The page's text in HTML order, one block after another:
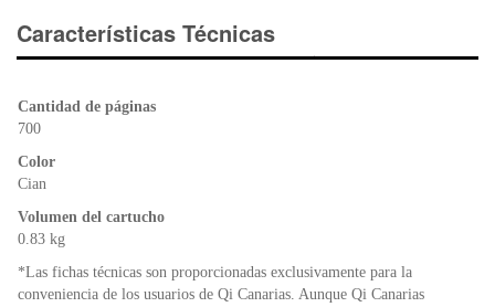
e
b
o
er s
A
ri
e
Características Técnicas
Cantidad de páginas
700
Color
Cian
Volumen del cartucho
0.83 kg
*Las fichas técnicas son proporcionadas exclusivamente para la
conveniencia de los usuarios de Qi Canarias. Aunque Qi Canarias